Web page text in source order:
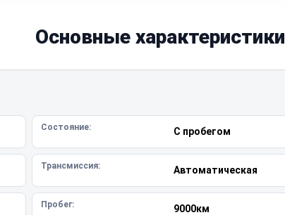
Основные характеристики
Состояние: С пробегом
Трансмиссия: Автоматическая
Пробег: 9000км